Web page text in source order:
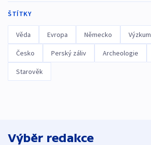
ŠTÍTKY
Věda Evropa Německo Výzkum
Česko Perský záliv Archeologie
Starověk
Výběr redakce